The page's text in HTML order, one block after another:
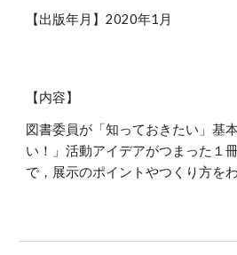
【出版年月】2020年1月
【内容】
図書委員が「知っておきたい」基
い！」活動アイデアがつまった１
で，展示のポイントやつくり方を